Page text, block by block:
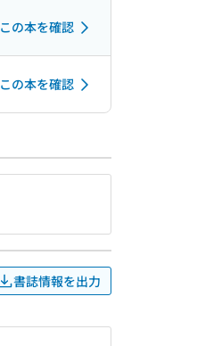
の本を確認
の本を確認
書誌情報を出力